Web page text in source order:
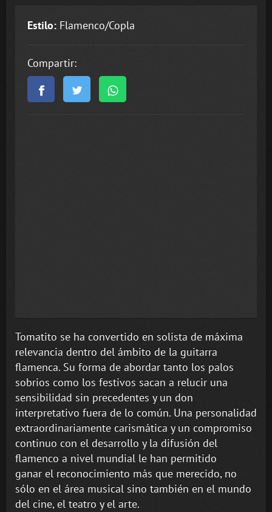
Estilo: Flamenco/Copla
Compartir:
Tomatito se ha convertido en solista de máxima
relevancia dentro del ámbito de la guitarra
flamenca. Su forma de abordar tanto los palos
sobrios como los festivos sacan a relucir una
sensibilidad sin precedentes y un don
interpretativo fuera de lo común. Una personalidad
extraordinariamente carismática y un compromiso
continuo con el desarrollo y la difusión del
flamenco a nivel mundial le han permitido
ganar el reconocimiento más que merecido, no
sólo en el área musical sino también en el mundo
del cine, el teatro y el arte.